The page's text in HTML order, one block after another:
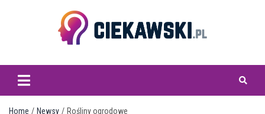
ciekawski.pl
Home Newsy Rośliny ogrodowe